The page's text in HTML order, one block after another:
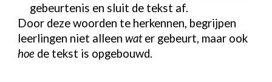
gebeurtenis en sluit de tekst af.
Door deze woorden te herkennen, begrijpen
leerlingen niet alleenwater gebeurt, maar ook
hoe de tekst is opgebouwd.